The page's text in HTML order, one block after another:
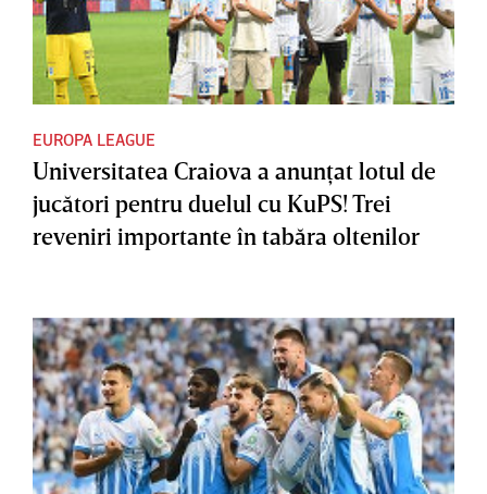
EUROPA LEAGUE
Universitatea Craiova a anunţat lotul de
jucători pentru duelul cu KuPS! Trei
reveniri importante în tabăra oltenilor